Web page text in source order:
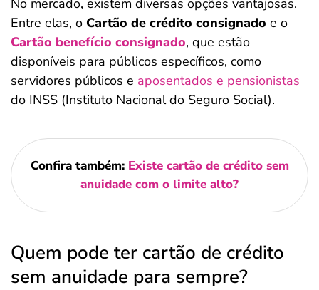
No mercado, existem diversas opções vantajosas.
Entre elas, o Cartão de crédito consignado e o
Cartão benefício consignado, que estão
disponíveis para públicos específicos, como
servidores públicos e aposentados e pensionistas
do INSS (Instituto Nacional do Seguro Social).
Confira também: Existe cartão de crédito sem
anuidade com o limite alto?
Quem pode ter cartão de crédito
sem anuidade para sempre?